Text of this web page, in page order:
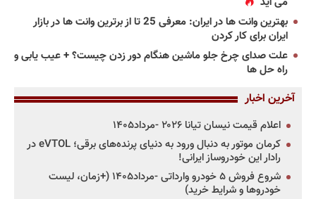
بهترین وانت ها در ایران: معرفی 25 تا از برترین وانت ها در بازار
ایران برای کار کردن
علت صدای چرخ جلو ماشین هنگام دور زدن چیست؟ + عیب یابی و
راه حل ها
آخرین اخبار
اعلام قیمت نیسان تیانا ۲۰۲۶ -مرداد۱۴۰۵
کرمان موتور به دنبال ورود به دنیای پرنده‌های برقی؛ eVTOL در
رادار این خودروساز ایرانی!
شروع فروش ۵ خودرو وارداتی -مرداد۱۴۰۵ (+زمان، لیست
خودروها و شرایط خرید)